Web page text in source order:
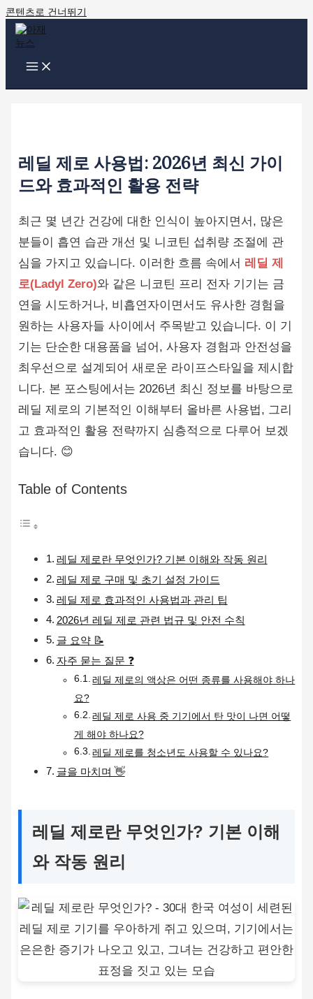
콘텐츠로 건너뛰기
레딜 제로 사용법: 2026년 최신 가이
드와 효과적인 활용 전략
최근 몇 년간 건강에 대한 인식이 높아지면서, 많은
분들이 흡연 습관 개선 및 니코틴 섭취량 조절에 관
심을 가지고 있습니다. 이러한 흐름 속에서 레딜 제
로(Ladyl Zero)와 같은 니코틴 프리 전자 기기는 금
연을 시도하거나, 비흡연자이면서도 유사한 경험을
원하는 사용자들 사이에서 주목받고 있습니다. 이 기
기는 단순한 대용품을 넘어, 사용자 경험과 안전성을
최우선으로 설계되어 새로운 라이프스타일을 제시합
니다. 본 포스팅에서는 2026년 최신 정보를 바탕으로
레딜 제로의 기본적인 이해부터 올바른 사용법, 그리
고 효과적인 활용 전략까지 심층적으로 다루어 보겠
습니다. 😊
Table of Contents
레딜 제로란 무엇인가? 기본 이해와 작동 원리
레딜 제로 구매 및 초기 설정 가이드
레딜 제로 효과적인 사용법과 관리 팁
2026년 레딜 제로 관련 법규 및 안전 수칙
글 요약 📝
자주 묻는 질문 ❓
레딜 제로의 액상은 어떤 종류를 사용해야 하나
요?
레딜 제로 사용 중 기기에서 탄 맛이 나면 어떻
게 해야 하나요?
레딜 제로를 청소년도 사용할 수 있나요?
글을 마치며 👋
레딜 제로란 무엇인가? 기본 이해
와 작동 원리